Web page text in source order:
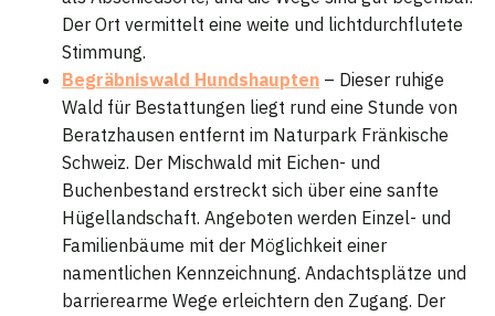
Der Ort vermittelt eine weite und lichtdurchflutete
Stimmung.
Begräbniswald Hundshaupten – Dieser ruhige
Wald für Bestattungen liegt rund eine Stunde von
Beratzhausen entfernt im Naturpark Fränkische
Schweiz. Der Mischwald mit Eichen- und
Buchenbestand erstreckt sich über eine sanfte
Hügellandschaft. Angeboten werden Einzel- und
Familienbäume mit der Möglichkeit einer
namentlichen Kennzeichnung. Andachtsplätze und
barrierearme Wege erleichtern den Zugang. Der